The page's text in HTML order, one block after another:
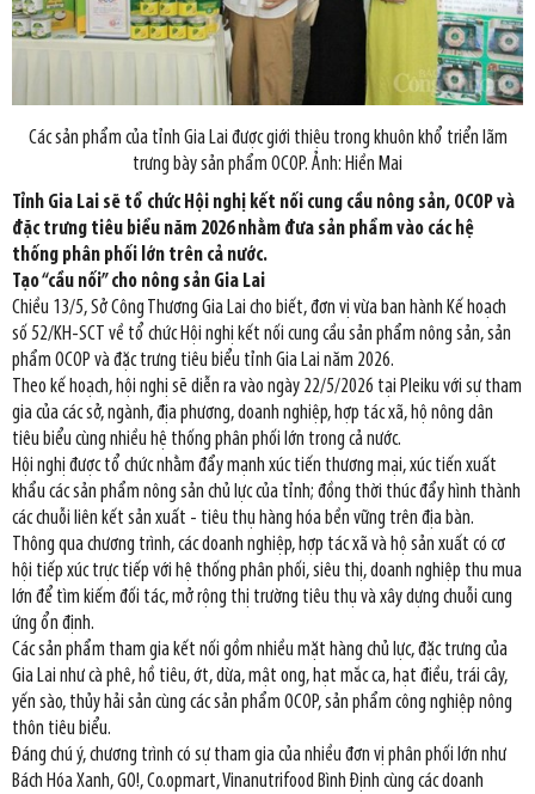
Các sản phẩm của tỉnh Gia Lai được giới thiệu trong khuôn khổ triển lãm
trưng bày sản phẩm OCOP. Ảnh: Hiền Mai
Tỉnh Gia Lai sẽ tổ chức Hội nghị kết nối cung cầu nông sản, OCOP và
đặc trưng tiêu biểu năm 2026 nhằm đưa sản phẩm vào các hệ
thống phân phối lớn trên cả nước.
Tạo “cầu nối” cho nông sản Gia Lai
Chiều 13/5, Sở Công Thương Gia Lai cho biết, đơn vị vừa ban hành Kế hoạch
số 52/KH-SCT về tổ chức Hội nghị kết nối cung cầu sản phẩm nông sản, sản
phẩm OCOP và đặc trưng tiêu biểu tỉnh Gia Lai năm 2026.
Theo kế hoạch, hội nghị sẽ diễn ra vào ngày 22/5/2026 tại Pleiku với sự tham
gia của các sở, ngành, địa phương, doanh nghiệp, hợp tác xã, hộ nông dân
tiêu biểu cùng nhiều hệ thống phân phối lớn trong cả nước.
Hội nghị được tổ chức nhằm đẩy mạnh xúc tiến thương mại, xúc tiến xuất
khẩu các sản phẩm nông sản chủ lực của tỉnh; đồng thời thúc đẩy hình thành
các chuỗi liên kết sản xuất - tiêu thụ hàng hóa bền vững trên địa bàn.
Thông qua chương trình, các doanh nghiệp, hợp tác xã và hộ sản xuất có cơ
hội tiếp xúc trực tiếp với hệ thống phân phối, siêu thị, doanh nghiệp thu mua
lớn để tìm kiếm đối tác, mở rộng thị trường tiêu thụ và xây dựng chuỗi cung
ứng ổn định.
Các sản phẩm tham gia kết nối gồm nhiều mặt hàng chủ lực, đặc trưng của
Gia Lai như cà phê, hồ tiêu, ớt, dừa, mật ong, hạt mắc ca, hạt điều, trái cây,
yến sào, thủy hải sản cùng các sản phẩm OCOP, sản phẩm công nghiệp nông
thôn tiêu biểu.
Đáng chú ý, chương trình có sự tham gia của nhiều đơn vị phân phối lớn như
Bách Hóa Xanh, GO!, Co.opmart, Vinanutrifood Bình Định cùng các doanh